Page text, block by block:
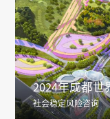
2024年成都世
社会稳定风险咨询